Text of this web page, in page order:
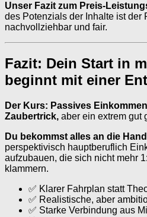
Unser Fazit zum Preis-
des Potenzials der Inhalte ist der
nachvollziehbar und fair.
Fazit: Dein Start in
beginnt mit einer
Der Kurs: Passives
Zaubertrick, aber ein extrem gut
Du bekommst alles an die
perspektivisch hauptberuflich
aufzubauen, die sich nicht mehr
klammern.
✅ Klarer Fahrplan statt
✅ Realistische, aber
✅ Starke Verbindung aus